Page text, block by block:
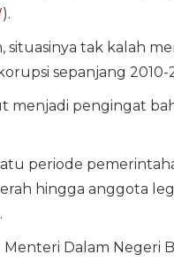
).
situasinya tak kalah
sepanjang 2010-
menjadi pengingat
periode
hingga anggota
Dalam Negeri